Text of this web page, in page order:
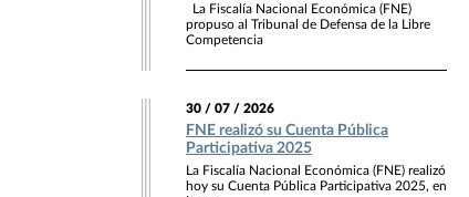
La Fiscalía Nacional Económica (FNE)
propuso al Tribunal de Defensa de la Libre
Competencia
30 / 07 / 2026
FNE realizó su Cuenta Pública
Participativa 2025
La Fiscalía Nacional Económica (FNE) realizó
hoy su Cuenta Pública Participativa 2025, en